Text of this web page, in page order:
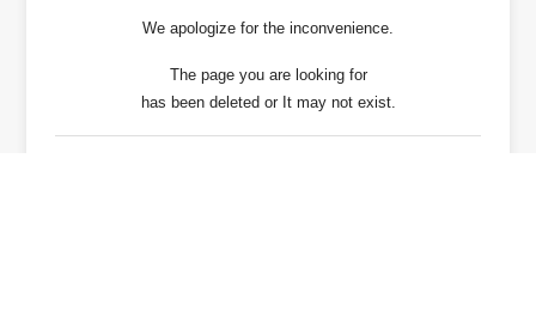
We apologize for the inconvenience.
The page you are looking for
has been deleted or It may not exist.